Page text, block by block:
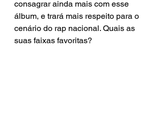
consagrar ainda mais com esse
álbum, e trará mais respeito para o
cenário do rap nacional. Quais as
suas faixas favoritas?